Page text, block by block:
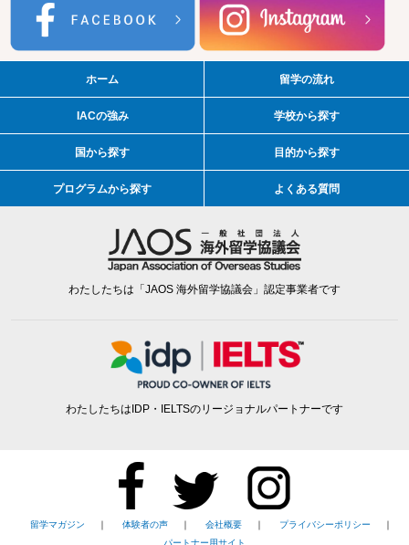
ホーム 留学の流れ
IACの強み 学校から探す
国から探す 目的から探す
プログラムから探す よくある質問
わたしたちは「JAOS 海外留学協議会」認定事業者です
わたしたちはIDP・IELTSのリージョナルパートナーです
留学マガジン ｜ 体験者の声 ｜ 会社概要 ｜ プライバシーポリシー
｜
パートナー用サイト